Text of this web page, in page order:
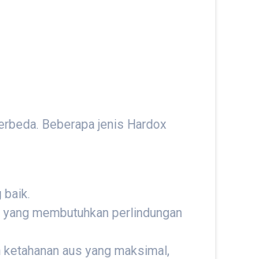
Beberapa jenis Hardox
membutuhkan perlindungan
aus yang maksimal,